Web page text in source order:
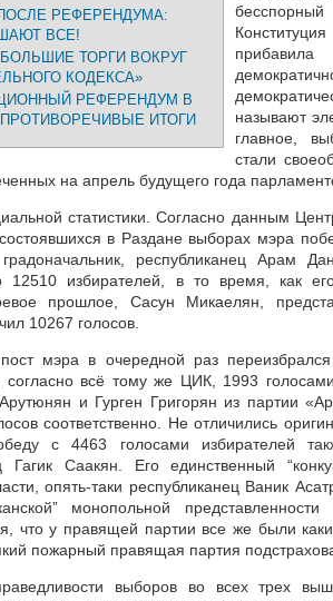
РЕФЕРЕНДУМА:
ВСЕ!
ТОРГИ ВОКРУГ
КОДЕКСА»
РЕФЕРЕНДУМ В
ИТОГИ
называют
главное,
стали
на апрель будущего года
статистики. Согласно данным
в Раздане выборах мэра
республиканец Арам
12510 избирателей, в то время, как
прошлое, Сасун Микаелян,
10267 голосов.
мэра в очередной раз переизбрался
согласно всё тому же ЦИК, 1993
и Гурген Григорян из партии
соответственно. Не отличились
с 4463 голосами избирателей
Гагик Саакян. Его единственный
опять-таки республиканец Ваник
монопольной
что у правящей партии все же были
пожарный правящая партия
выборов во всех трех